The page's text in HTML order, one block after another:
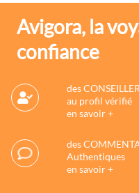
Avigora, la
confiance
des
au profil vérifié
en savoir +
des
Authentiques
en savoir +